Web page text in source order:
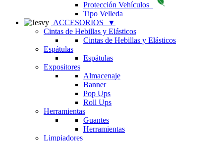
Protección Vehículos
Tipo Velleda
ACCESORIOS
▼
Cintas de Hebillas y Elásticos
Cintas de Hebillas y Elásticos
Espátulas
Espátulas
Expositores
Almacenaje
Banner
Pop Ups
Roll Ups
Herramientas
Guantes
Herramientas
Limpiadores